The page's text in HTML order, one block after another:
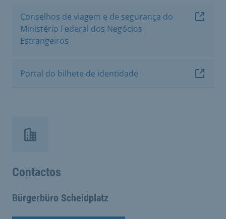
Conselhos de viagem e de segurança do
Ministério Federal dos Negócios
Estrangeiros
Portal do bilhete de identidade
Contactos
Bürgerbüro Scheidplatz